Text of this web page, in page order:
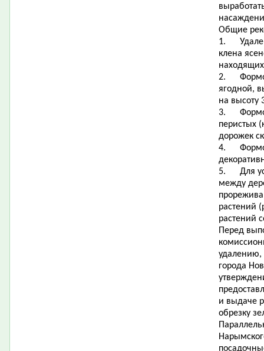
Общие
1.
клена
2.
ягодной,
на высоту
3.
перистых
дорожек
4.
5. Для
между
растений
растений
Перед
удалению,
города
и выдаче
обрезку